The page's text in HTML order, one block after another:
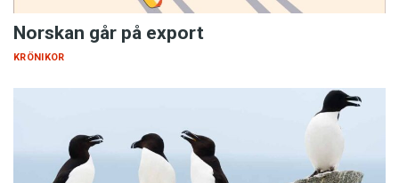
Norskan går på export
KRÖNIKOR